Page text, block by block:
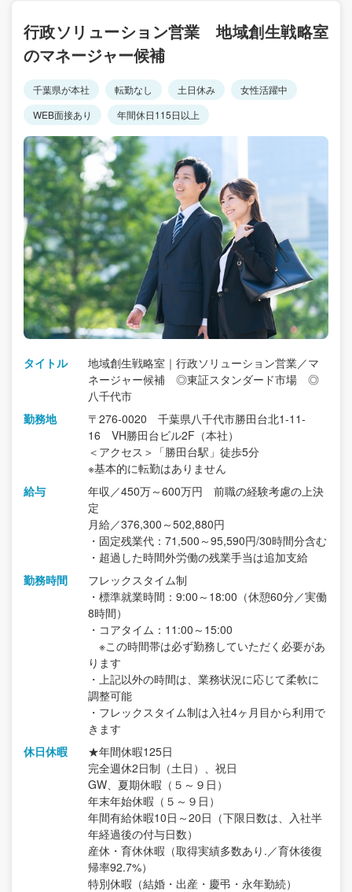
行政ソリューション営業 地域創生戦略室
のマネージャー候補
千葉県が本社 転勤なし 土日休み
女性活躍中
WEB面接あり
年間休日115日以上
タイトル
地域創生戦略室｜行政ソリューション営業／マ
ネージャー候補 ◎東証スタンダード市場 ◎
八千代市
勤務地
〒276-0020 千葉県八千代市勝田台北1-11-
16 VH勝田台ビル2F（本社）
＜アクセス＞「勝田台駅」徒歩5分
※基本的に転勤はありません
給与
年収／450万～600万円 前職の経験考慮の上決
定
月給／376,300～502,880円
・固定残業代：71,500～95,590円/30時間分含む
・超過した時間外労働の残業手当は追加支給
勤務時間
フレックスタイム制
・標準就業時間：9:00～18:00（休憩60分／実働
8時間）
・コアタイム：11:00～15:00
※この時間帯は必ず勤務していただく必要があ
ります
・上記以外の時間は、業務状況に応じて柔軟に
調整可能
・フレックスタイム制は入社4ヶ月目から利用で
きます
休日休暇
★年間休暇125日
完全週休2日制（土日）、祝日
GW、夏期休暇（５～９日）
年末年始休暇（５～９日）
年間有給休暇10日～20日（下限日数は、入社半
年経過後の付与日数）
産休・育休休暇（取得実績多数あり.／育休後復
帰率92.7%）
特別休暇（結婚・出産・慶弔・永年勤続）